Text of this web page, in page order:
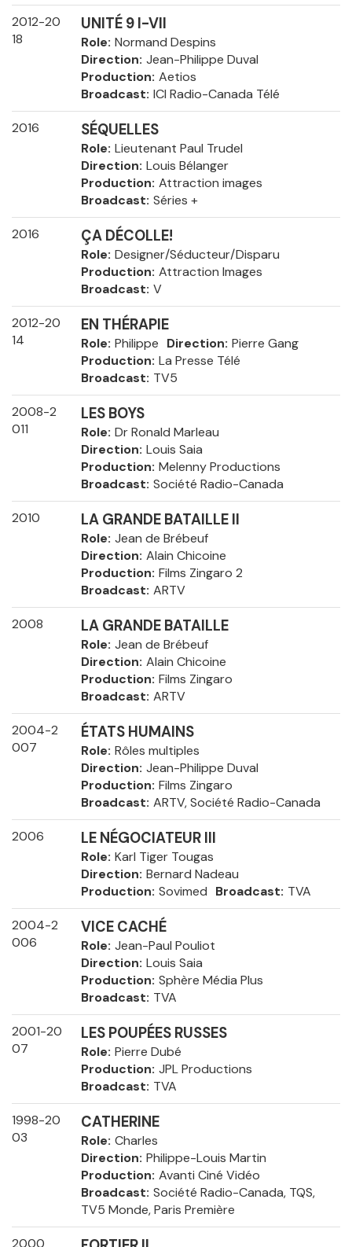
2012-20
18
UNITÉ 9 I-VII
Role Normand Despins
Direction Jean-Philippe Duval
Production Aetios
Broadcast ICI Radio-Canada Télé
2016 SÉQUELLES
Role Lieutenant Paul Trudel
Direction Louis Bélanger
Production Attraction images
Broadcast Séries +
2016 ÇA DÉCOLLE!
Role Designer/Séducteur/Disparu
Production Attraction Images
Broadcast V
2012-20
14
EN THÉRAPIE
Role Philippe Direction Pierre Gang
Production La Presse Télé
Broadcast TV5
2008-2
011
LES BOYS
Role Dr Ronald Marleau
Direction Louis Saia
Production Melenny Productions
Broadcast Société Radio-Canada
2010 LA GRANDE BATAILLE II
Role Jean de Brébeuf
Direction Alain Chicoine
Production Films Zingaro 2
Broadcast ARTV
2008 LA GRANDE BATAILLE
Role Jean de Brébeuf
Direction Alain Chicoine
Production Films Zingaro
Broadcast ARTV
2004-2
007
ÉTATS HUMAINS
Role Rôles multiples
Direction Jean-Philippe Duval
Production Films Zingaro
Broadcast ARTV, Société Radio-Canada
2006 LE NÉGOCIATEUR III
Role Karl Tiger Tougas
Direction Bernard Nadeau
Production Sovimed Broadcast TVA
2004-2
006
VICE CACHÉ
Role Jean-Paul Pouliot
Direction Louis Saia
Production Sphère Média Plus
Broadcast TVA
2001-20
07
LES POUPÉES RUSSES
Role Pierre Dubé
Production JPL Productions
Broadcast TVA
1998-20
03
CATHERINE
Role Charles
Direction Philippe-Louis Martin
Production Avanti Ciné Vidéo
Broadcast Société Radio-Canada, TQS,
TV5 Monde, Paris Première
2000